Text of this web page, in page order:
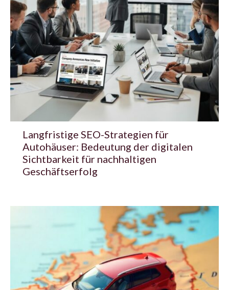
Langfristige SEO-Strategien für
Autohäuser: Bedeutung der digitalen
Sichtbarkeit für nachhaltigen
Geschäftserfolg